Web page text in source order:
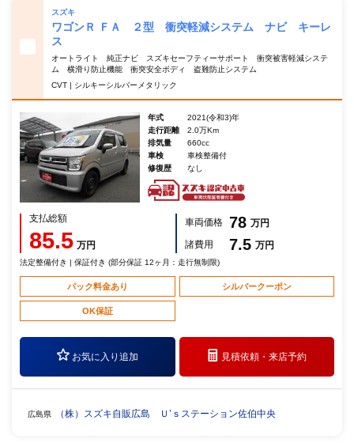
スズキ
ワゴンＲ ＦＡ ２型 衝突軽減システム ナビ キーレ
ス
オートライト 純正ナビ スズキセーフティーサポート 衝突被害軽減システ
ム 横滑り防止機能 衝突安全ボディ 盗難防止システム
CVT | シルキーシルバーメタリック
年式
2021(令和3)年
走行距離
2.0万Km
排気量
660cc
車検
車検整備付
修復歴
なし
支払総額
85.5 万円
車両価格 78 万円
諸費用
7.5 万円
法定整備付き | 保証付き (部分保証 12ヶ月：走行無制限)
パック料金あり シルバークーポン
OK保証
お気に入り追加 見積依頼・来店予約
広島県 （株）スズキ自販広島 Ｕ’ｓステーション佐伯中央